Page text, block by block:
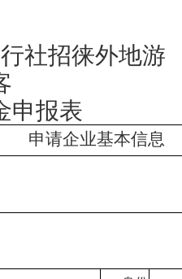
社招徕外地游
申报表
申请企业基本信息